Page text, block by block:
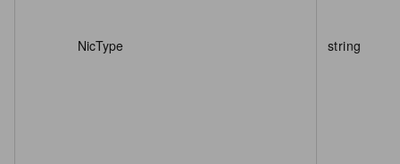
NicType string